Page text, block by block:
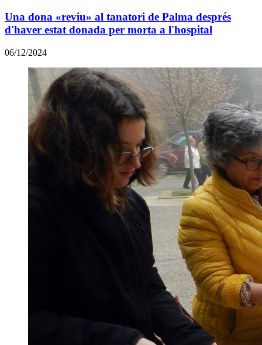
Una dona «reviu» al tanatori de Palma després
d'haver estat donada per morta a l'hospital
06/12/2024